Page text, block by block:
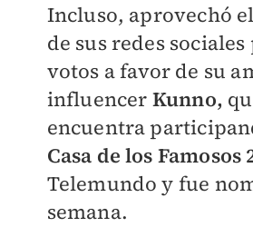
Incluso, aprovechó
de sus redes
votos a favor de su
influencer Kunno,
encuentra
Casa de los Famosos
Telemundo y fue
semana.